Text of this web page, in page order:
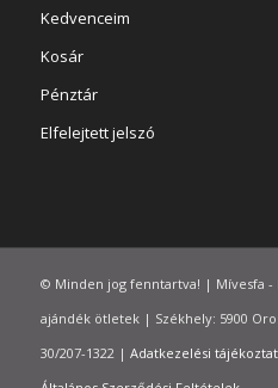
Kedvenceim
Kosár
Pénztár
Elfelejtett jelszó
© Minden jog fenntartva! | Mívesfa -
ajándék ötletek | Székhely: 5900
30/207-1322 | Adatkezelési